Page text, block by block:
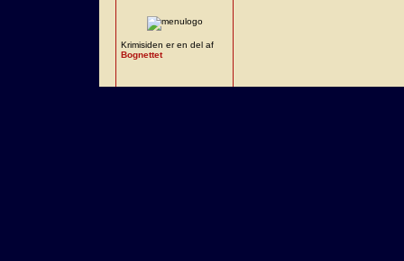
Krimisiden er en del af
Bognettet